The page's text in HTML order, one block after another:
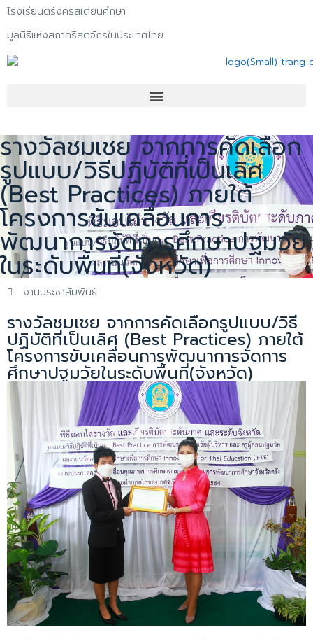
โรงเรียนตรังคริสเตียนศึกษา
มูลนิธิแห่งสภาคริสตจักรในประเทศไทย
รางวัลชมเชย จากการคัดเลือก
รูปแบบ/วิธีปฏิบัติที่เป็นเลิศ
(Best Practices) ภายใต้
โครงการขับเคลื่อนการ
พัฒนาการจัดการศึกษาปฐมวัย
ในระดับพื้นที่(จังหวัด)
งานประชาสัมพันธ์
รางวัลชมเชย จากการคัดเลือกรูปแบบ/วิธี
ปฏิบัติที่เป็นเลิศ (Best Practices) ภายใต้
โครงการขับเคลื่อนการพัฒนาการจัดการ
ศึกษาปฐมวัยในระดับพื้นที่(จังหวัด)